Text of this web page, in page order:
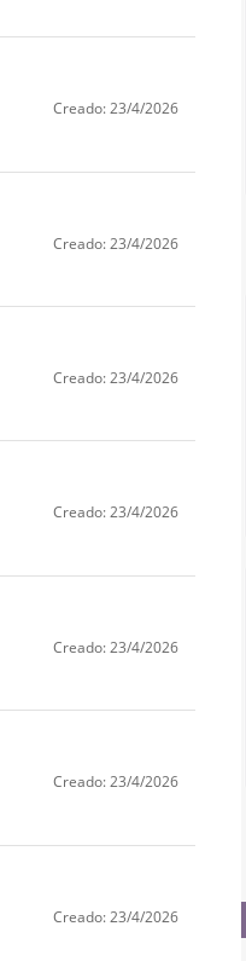
Creado: 23/4/2026
Creado: 23/4/2026
Creado: 23/4/2026
Creado: 23/4/2026
Creado: 23/4/2026
Creado: 23/4/2026
Creado: 23/4/2026